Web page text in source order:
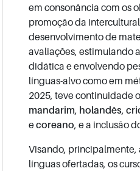
em consonância com os
promoção da
desenvolvimento de
avaliações, estimulando
didática e envolvendo
línguas-alvo como em
2025, teve continuidade
mandarim, holandês,
ecoreano, e a inclusão
Visando, principalmente,
línguas ofertadas, os